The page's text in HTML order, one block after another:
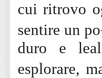
cui ritrovo
sentire un
duro e
esplorare,